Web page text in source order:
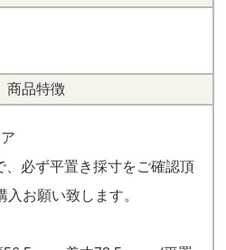
商品特徴
、必ず平置き採寸をご確認頂
お願い致します。